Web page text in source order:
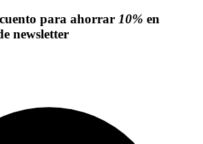
para ahorrar 10% en
newsletter